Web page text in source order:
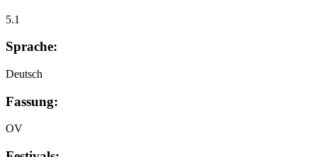
5.1
Sprache:
Deutsch
Fassung:
OV